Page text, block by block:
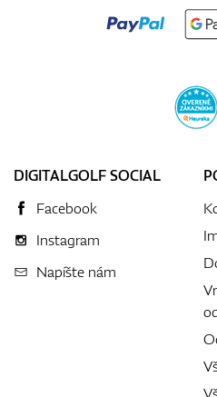
DIGITALGOLF SOCIAL
Facebook
Instagram
Napíšte nám